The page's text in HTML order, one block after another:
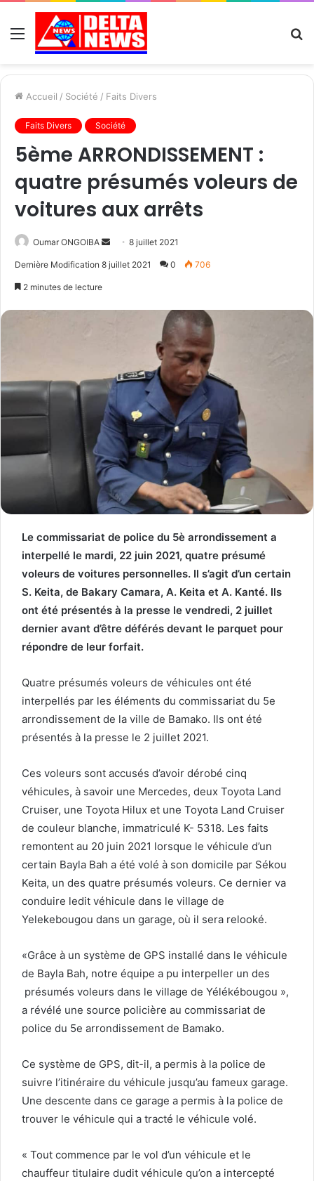
Menu
Accueil / Société / Faits Divers
Faits Divers Société
5ème ARRONDISSEMENT :
quatre présumés voleurs de
voitures aux arrêts
Oumar ONGOIBA
Send8 juillet 2021
Dernière Modification 8 juillet 2021 0 706
2 minutes de lecture
Le commissariat de police du 5è arrondissement a
interpellé le mardi, 22 juin 2021, quatre présumé
voleurs de voitures personnelles. Il s’agit d’un certain
S. Keita, de Bakary Camara, A. Keita et A. Kanté. Ils
ont été présentés à la presse le vendredi, 2 juillet
dernier avant d’être déférés devant le parquet pour
répondre de leur forfait.
Quatre présumés voleurs de véhicules ont été
interpellés par les éléments du commissariat du 5e
arrondissement de la ville de Bamako. Ils ont été
présentés à la presse le 2 juillet 2021.
Ces voleurs sont accusés d’avoir dérobé cinq
véhicules, à savoir une Mercedes, deux Toyota Land
Cruiser, une Toyota Hilux et une Toyota Land Cruiser
de couleur blanche, immatriculé K- 5318. Les faits
remontent au 20 juin 2021 lorsque le véhicule d’un
certain Bayla Bah a été volé à son domicile par Sékou
Keita, un des quatre présumés voleurs. Ce dernier va
conduire ledit véhicule dans le village de
Yelekebougou dans un garage, où il sera relooké.
«Grâce à un système de GPS installé dans le véhicule
de Bayla Bah, notre équipe a pu interpeller un des
présumés voleurs dans le village de Yélékébougou »,
a révélé une source policière au commissariat de
police du 5e arrondissement de Bamako.
Ce système de GPS, dit-il, a permis à la police de
suivre l’itinéraire du véhicule jusqu’au fameux garage.
Une descente dans ce garage a permis à la police de
trouver le véhicule qui a tracté le véhicule volé.
« Tout commence par le vol d’un véhicule et le
chauffeur titulaire dudit véhicule qu’on a intercepté